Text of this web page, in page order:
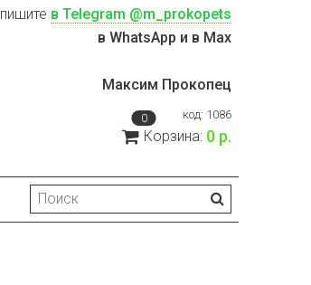
пишите в Telegram @m_prokopets
в WhatsApp и в Max
Максим Прокопец
код: 1086
0
Корзина: 0 р.